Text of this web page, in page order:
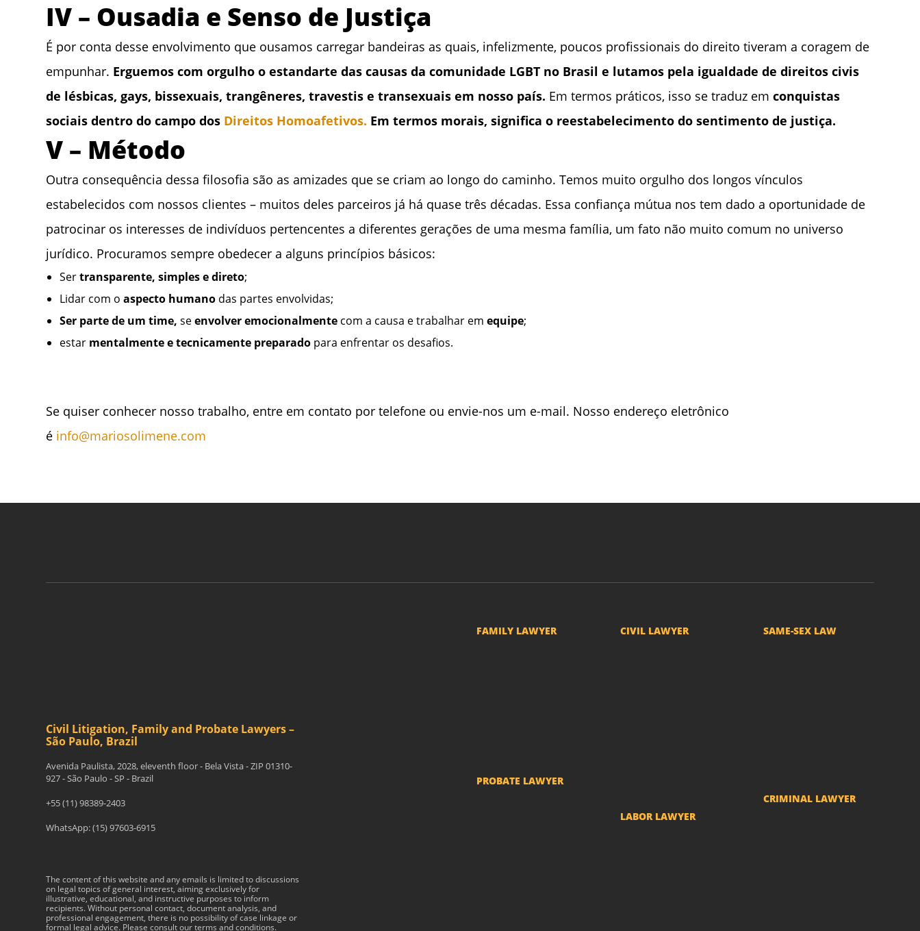
IV – Ousadia e Senso de Justiça
É por conta desse envolvimento que ousamos carregar bandeiras as quais, infelizmente, poucos profissionais do direito tiveram a coragem de
empunhar. Erguemos com orgulho o estandarte das causas da comunidade LGBT no Brasil e lutamos pela igualdade de direitos civis
de lésbicas, gays, bissexuais, trangêneres, travestis e transexuais em nosso país. Em termos práticos, isso se traduz emconquistas
sociais dentro do campo dos Direitos Homoafetivos. Em termos morais, significa o reestabelecimento do sentimento de justiça.
V – Método
Outra consequência dessa filosofia são as amizades que se criam ao longo do caminho. Temos muito orgulho dos longos vínculos
estabelecidos com nossos clientes – muitos deles parceiros já há quase três décadas. Essa confiança mútua nos tem dado a oportunidade de
patrocinar os interesses de indivíduos pertencentes a diferentes gerações de uma mesma família, um fato não muito comum no universo
jurídico. Procuramos sempre obedecer a alguns princípios básicos:
Sertransparente, simples e direto;
Lidar com oaspecto humano das partes envolvidas;
Ser parte de um time, seenvolver emocionalmente com a causa e trabalhar emequipe;
estar mentalmente e tecnicamente preparado para enfrentar os desafios.
Se quiser conhecer nosso trabalho, entre em contato por telefone ou envie-nos um e-mail. Nosso endereço eletrônico
é info@mariosolimene.com
Civil Litigation, Family and Probate Lawyers –
São Paulo, Brazil
Avenida Paulista, 2028, eleventh floor - Bela Vista - ZIP 01310-
927 - São Paulo - SP - Brazil
+55 (11) 98389-2403
WhatsApp: (15) 97603-6915
The content of this website and any emails is limited to discussions
on legal topics of general interest, aiming exclusively for
illustrative, educational, and instructive purposes to inform
recipients. Without personal contact, document analysis, and
professional engagement, there is no possibility of case linkage or
formal legal advice. Please consult our terms and conditions.
FAMILY LAWYER
PROBATE LAWYER
CIVIL LAWYER
LABOR LAWYER
SAME-SEX LAW
CRIMINAL LAWYER